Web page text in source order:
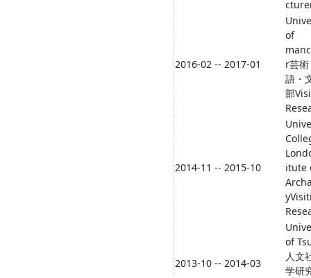
2016-02 -- 2017-01
of
r芸
語・
部
2014-11 -- 2015-10
itute
2013-10 -- 2014-03
of
人文
学研